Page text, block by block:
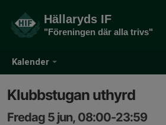
Kalender
Hällaryds IF
"Föreningen där alla trivs"
Klubbstugan uthyrd
Fredag 5 jun, 08:00-23:59